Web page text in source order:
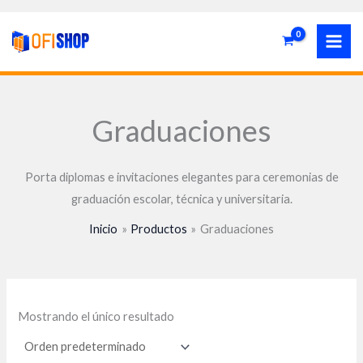
Graduaciones
Porta diplomas e invitaciones elegantes para ceremonias de
graduación escolar, técnica y universitaria.
Inicio Productos Graduaciones
e
e
Mostrando el único resultado